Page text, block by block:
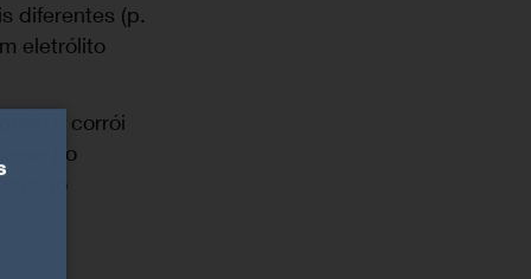
diferentes (p.
eletrólito
e corrói
se no